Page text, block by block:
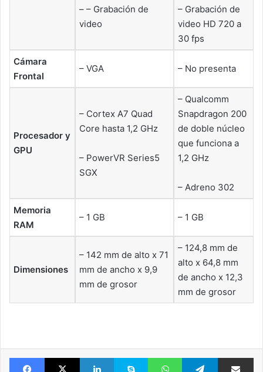
– – Grabación de
video
– Grabación de
video HD 720 a
30 fps
Cámara
Frontal
– VGA – No presenta
Procesador y
GPU
– Cortex A7 Quad
Core hasta 1,2 GHz
– PowerVR Series5
SGX
– Qualcomm
Snapdragon 200
de doble núcleo
que funciona a
1,2 GHz
– Adreno 302
Memoria
RAM
– 1 GB – 1 GB
Dimensiones
– 142 mm de alto x 71
mm de ancho x 9,9
mm de grosor
– 124,8 mm de
alto x 64,8 mm
de ancho x 12,3
mm de grosor
FacebookX LinkedIn Skype WhatsAppTelegram